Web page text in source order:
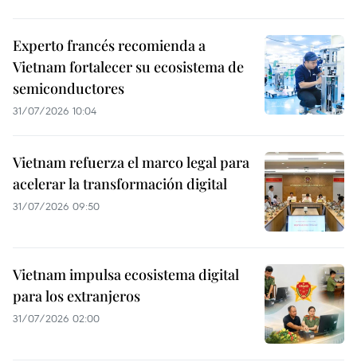
Experto francés recomienda a
Vietnam fortalecer su ecosistema de
semiconductores
31/07/2026 10:04
Vietnam refuerza el marco legal para
acelerar la transformación digital
31/07/2026 09:50
Vietnam impulsa ecosistema digital
para los extranjeros
31/07/2026 02:00